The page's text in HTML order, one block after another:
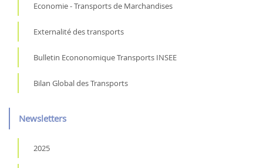
Economie - Transports de Marchandises
Externalité des transports
Bulletin Econonomique Transports INSEE
Bilan Global des Transports
Newsletters
2025